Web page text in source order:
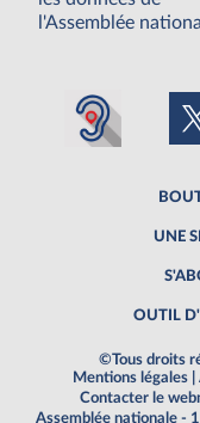
l'Assemblée
UNE
OUTIL
©Tous droits
Mentions légales
Contacter le
Assemblée nationale -